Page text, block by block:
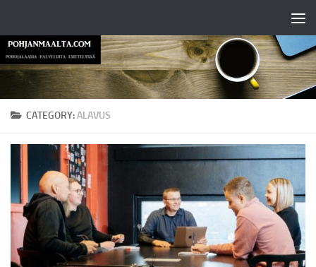
CATEGORY:ALAVUS